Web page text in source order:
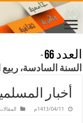
العدد 66
-
السنة السادسة، ربيع الثاني 1413هـ،
أخبار
1413/04/11م